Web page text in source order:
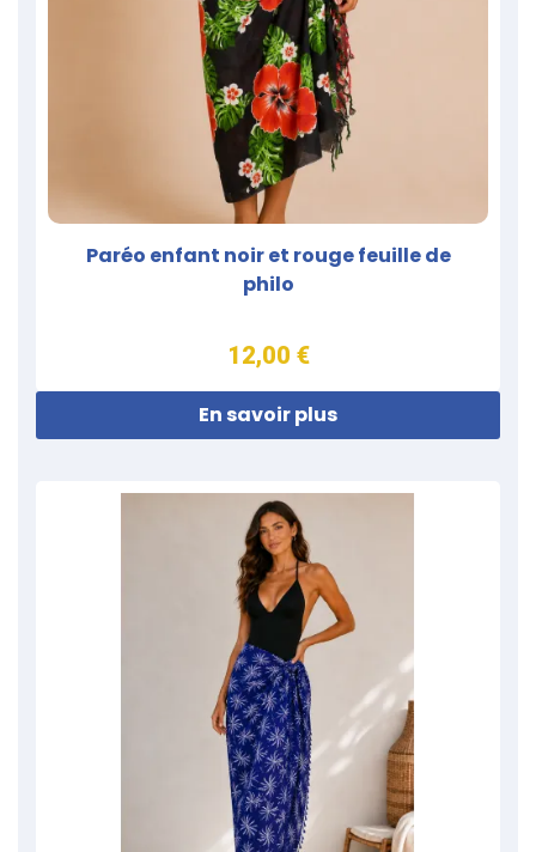
Paréo enfant noir et rouge feuille de
philo
12,00 €
En savoir plus